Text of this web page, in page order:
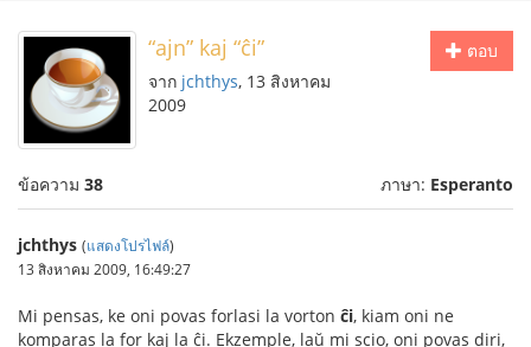
ตอบ
“ajn” kaj “ĉi”
จาก jchthys, 13 สิงหาคม
2009
ข้อความ 38 ภาษา: Esperanto
jchthys (แสดงโปรไฟล์)
13 สิงหาคม 2009, 16:49:27
Mi pensas, ke oni povas forlasi la vorton ĉi, kiam oni ne
komparas la for kaj la ĉi. Ekzemple, laŭ mi scio, oni povas diri,